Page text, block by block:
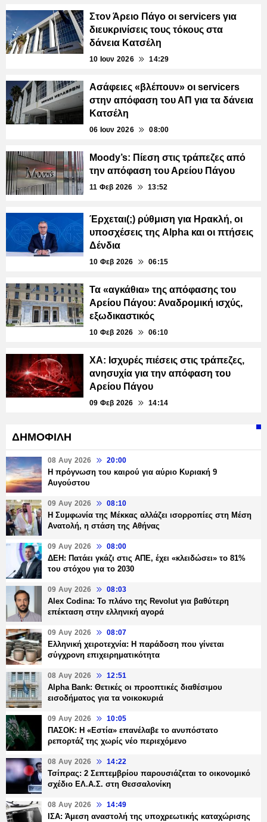
Στον Άρειο Πάγο οι servicers για
διευκρινίσεις τους τόκους στα
δάνεια Κατσέλη
10 Ιουν 2026 14:29
Ασάφειες «βλέπουν» οι servicers
στην απόφαση του ΑΠ για τα δάνεια
Κατσέλη
06 Ιουν 2026 08:00
Moody’s: Πίεση στις τράπεζες από
την απόφαση του Αρείου Πάγου
11 Φεβ 2026 13:52
Έρχεται(;) ρύθμιση για Ηρακλή, οι
υποσχέσεις της Alpha και οι πτήσεις
Δένδια
10 Φεβ 2026 06:15
Τα «αγκάθια» της απόφασης του
Αρείου Πάγου: Αναδρομική ισχύς,
εξωδικαστικός
10 Φεβ 2026 06:10
ΧΑ: Ισχυρές πιέσεις στις τράπεζες,
ανησυχία για την απόφαση του
Αρείου Πάγου
09 Φεβ 2026 14:14
ΔΗΜΟΦΙΛΗ
08 Αυγ 2026 20:00
Η πρόγνωση του καιρού για αύριο Κυριακή 9
Αυγούστου
09 Αυγ 2026 08:10
Η Συμφωνία της Μέκκας αλλάζει ισορροπίες στη Μέση
Ανατολή, η στάση της Αθήνας
09 Αυγ 2026 08:00
ΔΕΗ: Πατάει γκάζι στις ΑΠΕ, έχει «κλειδώσει» το 81%
του στόχου για το 2030
09 Αυγ 2026 08:03
Alex Codina: Το πλάνο της Revolut για βαθύτερη
επέκταση στην ελληνική αγορά
09 Αυγ 2026 08:07
Ελληνική χειροτεχνία: Η παράδοση που γίνεται
σύγχρονη επιχειρηματικότητα
08 Αυγ 2026 12:51
Alpha Bank: Θετικές οι προοπτικές διαθέσιμου
εισοδήματος για τα νοικοκυριά
09 Αυγ 2026 10:05
ΠΑΣΟΚ: Η «Εστία» επανέλαβε το ανυπόστατο
ρεπορτάζ της χωρίς νέο περιεχόμενο
08 Αυγ 2026 14:22
Τσίπρας: 2 Σεπτεμβρίου παρουσιάζεται το οικονομικό
σχέδιο ΕΛ.Α.Σ. στη Θεσσαλονίκη
08 Αυγ 2026 14:49
ΙΣΑ: Άμεση αναστολή της υποχρεωτικής καταχώρισης